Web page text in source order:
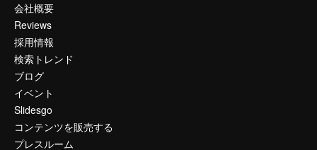
会社概要
Reviews
採用情報
検索トレンド
ブログ
イベント
Slidesgo
コンテンツを販売する
プレスルーム